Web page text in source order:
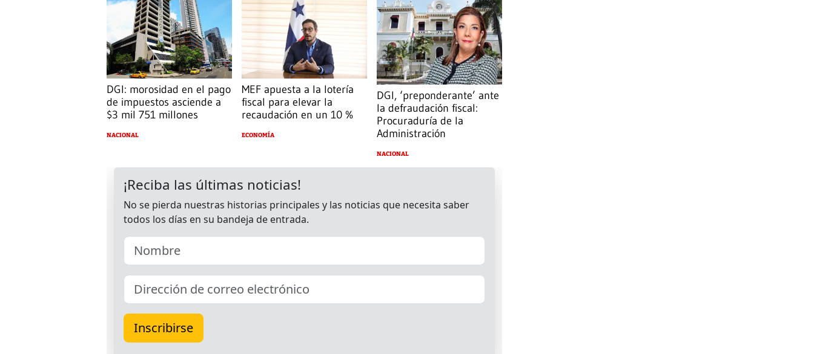
DGI: morosidad en el pago
de impuestos asciende a
$3 mil 751 millones
NACIONAL
MEF apuesta a la lotería
fiscal para elevar la
recaudación en un 10 %
ECONOMÍA
DGI, ‘preponderante’ ante
la defraudación fiscal:
Procuraduría de la
Administración
NACIONAL